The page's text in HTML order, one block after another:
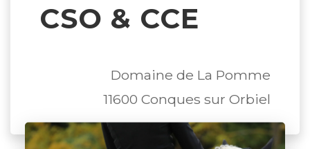
CSO & CCE
Domaine de La Pomme
11600 Conques sur Orbiel